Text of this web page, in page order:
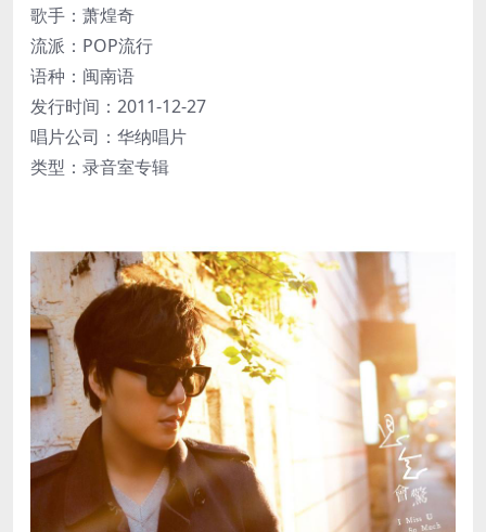
歌手：萧煌奇
流派：POP流行
语种：闽南语
发行时间：2011-12-27
唱片公司：华纳唱片
类型：录音室专辑